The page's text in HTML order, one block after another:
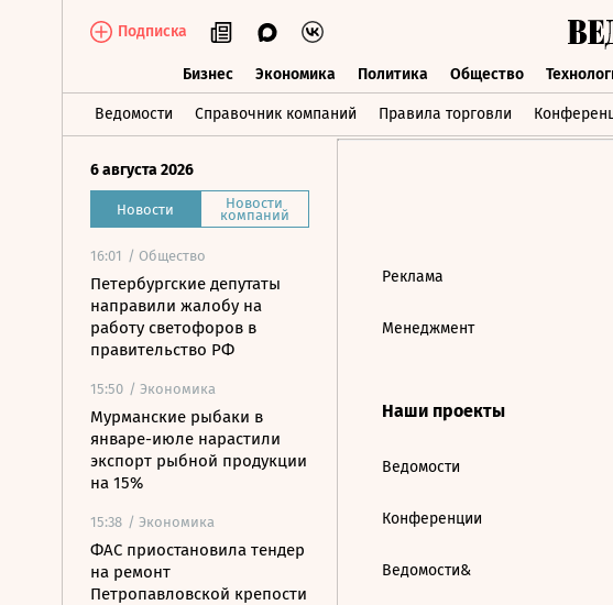
Подписка
Бизнес Экономика Политика Общество
Ведомости Справочник компаний Правила торговли
Бизнес Экономика Политика Общество
6 августа 2026
Новости Новости
компаний
16:01 / Общество
Петербургские депутаты
направили жалобу на
работу светофоров в
правительство РФ
15:50 / Экономика
Мурманские рыбаки в
январе-июле нарастили
экспорт рыбной продукции
на 15%
15:38 / Экономика
ФАС приостановила тендер
на ремонт
Петропавловской крепости
Реклама
Менеджмент
Наши проекты
Ведомости
Конференции
Ведомости&